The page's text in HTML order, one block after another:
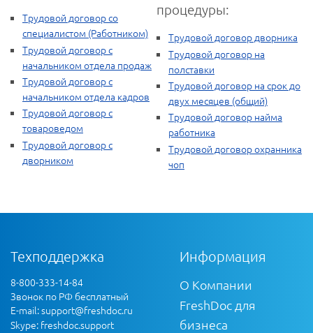
Трудовой договор со
специалистом (Работником)
Трудовой договор с
начальником отдела продаж
Трудовой договор с
начальником отдела кадров
Трудовой договор с
товароведом
Трудовой договор с
дворником
процедуры:
Трудовой договор дворника
Трудовой договор на
полставки
Трудовой договор на срок до
двух месяцев (общий)
Трудовой договор найма
работника
Трудовой договор охранника
чоп
Техподдержка
8-800-333-14-84
Звонок по РФ бесплатный
E-mail:support@freshdoc.ru
Skype: freshdoc.support
Информация
О Компании
FreshDoc для
бизнеса